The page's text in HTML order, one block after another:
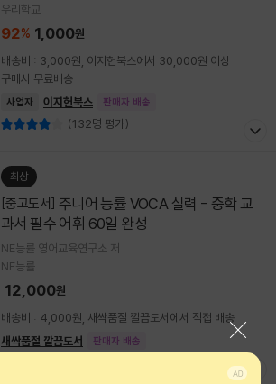
우리학교
92% 1,000원
배송비 : 3,000원, 이지헌북스에서 30,000원 이상
구매시 무료배송
사업자 이지헌북스 판매자 배송
(132명 평가)
최상
[중고도서]
과서 필수 어휘 60일 완성
NE능률 영어교육연구소 저
NE능률
12,000원
배송비 : 4,000원, 새싹품절 깔끔도서에서 직접 배송
새싹품절 깔끔도서
판매자 배송